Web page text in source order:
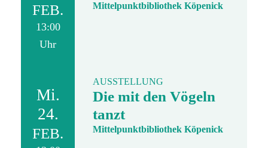
FEB.
13:00
Uhr
Mittelpunktbibliothek Köpenick
Mi.
24.
FEB.
AUSSTELLUNG
Die mit den Vögeln
tanzt
Mittelpunktbibliothek Köpenick